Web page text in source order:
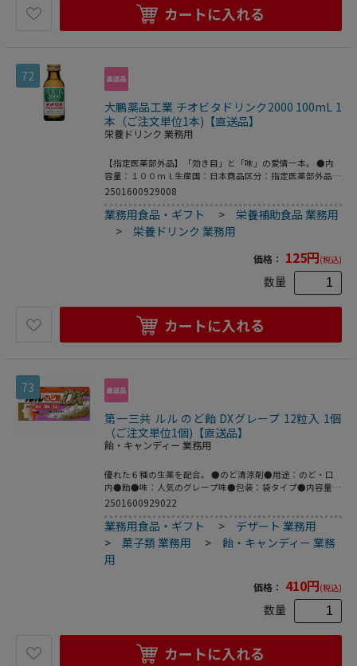
ラロース、ＤＬ－リンゴ酸、アセスルファムカリウム、安息
香酸Ｎａ、没食子酸プロピル、香料、エタノール、プロピレ
ングリコール●保存方法◆直射日光の当たる所や高温になる
量を守ること（他のビタミン等を含有する製品を使用する場
合には過剰摂取に注意すること）●使用上の注意≪定められ
た使用法を守ること≫◆次の場合は直ちに服用を中止し、こ
のビンを持って医師または薬剤師に相談すること（１）服用
後、胃部不快感、発疹等の症状があらわれた場合（２）しば
らく服用しても症状がよくならない場合◆下痢などの症状が
強が見られた場合には服用を中止し、医師または薬剤師に相
談すること●商品の説明○７つの有効成分、のドリンク剤○
肉体疲労時の栄養補給、滋養強壮に○７つの有効成分フルス
ルチアミン配合○糖類ゼロ※メーカーの都合により、パッケ
ージ・仕様等は予告なく変更になる場合がございます。
カートに入れる
72
大鵬薬品工業 チオビタドリンク2000 100mL 1
本（ご注文単位1本)【直送品】
栄養ドリンク 業務用
【指定医薬部外品】「効き目」と「味」の愛情一本。 ●内
容量：１００ｍｌ生産国：日本商品区分：指定医薬部外品メ
ーカー：大鵬薬品工業株式会社●成分１本（１００ｍＬ）中
ン酸アミド……２０ｍｇビタミンＢ１硝酸塩……５ｍｇビタ
ミンＢ２リン酸エステル……５ｍｇビタミンＢ６……５ｍｇ
カルニチン塩化物……１００ｍｇ無水カフェイン……５０ｍ
ｇ添加物：白糖、果糖、ブドウ糖、ＤＬ－リンゴ酸、没食子
酸プロピル、安息香酸Ｎａ、ｐＨ調整剤、バニリン、香料※
本剤に配合されているビタミンＢ２により、尿が黄色になる
ことがありますが、心配ありません。●保存方法◆直射日光
ない所に保管して下さい。◆他の容器に入れ替えないで下さ
い（誤用の原因になったり品質が変わります）。◆使用期限
を過ぎた製品は服用しないで下さい。◆開栓されている製品
服用して下さい。○小児（１５歳未満）は服用しないで下さ
い。○用法・用量を守って下さい（他のビタミン等を含有す
る製剤を同時に使用する場合には過剰摂取等に注意して下さ
い）。●使用上の注意≪定められた使用法を守ること≫次の
場合は、直ちに服用を中止し、この製品を持って医師又は薬
剤師に相談して下さい。◆服用後、発疹があらわれた場合。
らわれることがあるので、下痢の継続又は増強がみられた場
合には、服用を中止し、医師又は薬剤師に相談して下さい。
●商品の説明○タウリン倍増（＊）、２、０００ｍｇ配合し
ました。＊チオビタ・ドリンクと比べて○カルニチン塩化物
配合。○飲みやすくスッキリとした味です。［用法・用途］
○滋養強壮○虚弱体質○肉体疲労・病
2501600929008
業務用食品・ギフト > 栄養補助食品 業務用
> 栄養ドリンク 業務用
価格： 125円(税込)
数量
カートに入れる
73
第一三共 ルル のど飴 DXグレープ 12粒入 1個
（ご注文単位1個)【直送品】
飴・キャンディー 業務用
優れた６種の生薬を配合。 ●のど清涼剤●用途：のど・口
内●飴●味：人気のグレープ味●包装：袋タイプ●内容量：
６錠入り ●原材料：●６粒（１日量）中の成分：オウヒエ
ス／６２．５ｍｇ（カンゾウとして２５０ｍｇ）、キキョウ
エキス／２００ｍｇ（キキョウとして２００ｍｇ）、ショウ
キョウエキス／２９．１３ｍｇ（ショウキョウとして３００
ｍｇ）、シャゼンソウエキス／７６．９３ｍｇ（シャゼンソ
して１００ｍｇ）●添加物：グリセリン脂肪酸エステル、ア
セスルファムＫ、塩化Ｎａ、コハク酸２Ｎａ、ｌ－メントー
ル、ＤＬ－リンゴ酸、還元水アメ、香料、エタノール●内容
ジ・仕様等は予告なく変更になる場合がございます。
2501600929022
業務用食品・ギフト > デザート 業務用
>菓子類 業務用 >飴・キャンディー 業務
用
価格： 410円(税込)
数量
カートに入れる